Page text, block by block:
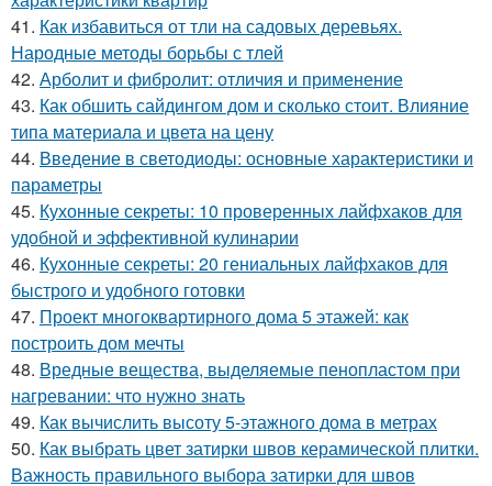
41. Как избавиться от тли на садовых деревьях.
Народные методы борьбы с тлей
42. Арболит и фибролит: отличия и применение
43. Как обшить сайдингом дом и сколько стоит. Влияние
типа материала и цвета на цену
44. Введение в светодиоды: основные характеристики и
параметры
45. Кухонные секреты: 10 проверенных лайфхаков для
удобной и эффективной кулинарии
46. Кухонные секреты: 20 гениальных лайфхаков для
быстрого и удобного готовки
47. Проект многоквартирного дома 5 этажей: как
построить дом мечты
48. Вредные вещества, выделяемые пенопластом при
нагревании: что нужно знать
49. Как вычислить высоту 5-этажного дома в метрах
50. Как выбрать цвет затирки швов керамической плитки.
Важность правильного выбора затирки для швов